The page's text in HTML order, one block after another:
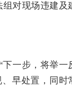
组对现场违建及
一步，将举一
早处置，同时